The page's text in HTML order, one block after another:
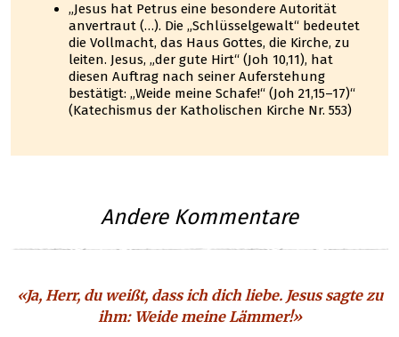
„Jesus hat Petrus eine besondere Autorität
anvertraut (…). Die „Schlüsselgewalt“ bedeutet
die Vollmacht, das Haus Gottes, die Kirche, zu
leiten. Jesus, „der gute Hirt“ (Joh 10,11), hat
diesen Auftrag nach seiner Auferstehung
bestätigt: „Weide meine Schafe!“ (Joh 21,15–17)“
(Katechismus der Katholischen Kirche Nr. 553)
Andere Kommentare
«Ja, Herr, du weißt, dass ich dich liebe. Jesus sagte zu
ihm: Weide meine Lämmer!»